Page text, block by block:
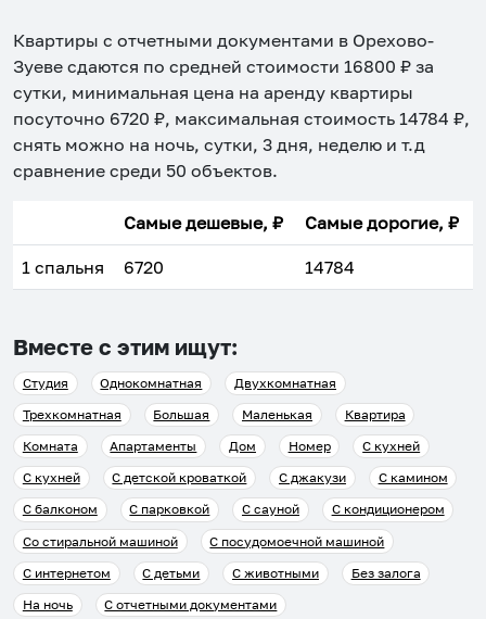
Квартиры с отчетными документами в Орехово-
Зуеве сдаются по средней стоимости 16800 ₽ за
сутки, минимальная цена на аренду квартиры
посуточно 6720 ₽, максимальная стоимость 14784 ₽,
снять можно на ночь, сутки, 3 дня, неделю и т.д
сравнение среди 50 объектов.
Самые дешевые, ₽ Самые дорогие, ₽
1 спальня 6720 14784
Вместе с этим ищут:
Студия Однокомнатная
Двухкомнатная
Трехкомнатная
Большая Маленькая
Квартира
Комната
Апартаменты Дом Номер
С кухней
С кухней
С детской кроваткой С джакузи
С камином
С балконом
С парковкой С сауной
С кондиционером
Со стиральной машиной
С посудомоечной машиной
С интернетом
С детьми С животными
Без залога
На ночь
С отчетными документами